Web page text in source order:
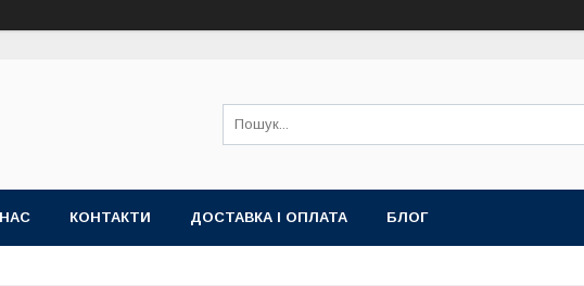
КОНТАКТИ ДОСТАВКА І ОПЛАТА БЛОГ